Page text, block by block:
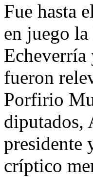
Fue hasta
en juego
Echeverría
fueron
Porfirio
diputados,
presidente
críptico